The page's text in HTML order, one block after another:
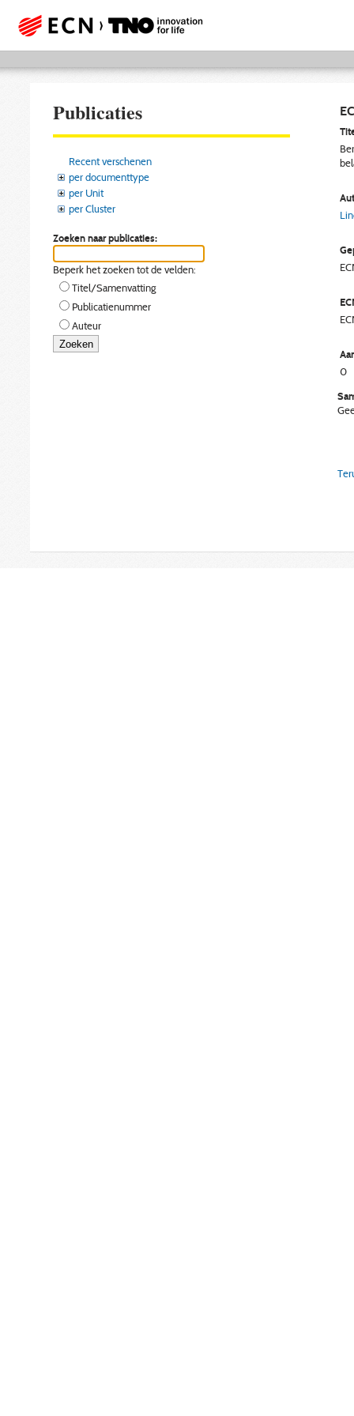
Publicaties
Recent verschenen
per documenttype
per Unit
per Cluster
Zoeken naar publicaties:
Beperk het zoeken tot de velden:
Titel/Samenvatting
Publicatienummer
Auteur
0